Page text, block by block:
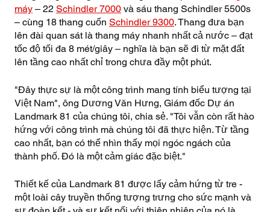
máy – 22 Schindler 7000 và sáu thang Schindler 5500s
– cùng 18 thang cuốn Schindler 9300. Thang đưa bạn
lên đài quan sát là thang máy nhanh nhất cả nước – đạt
tốc độ tối đa 8 mét/giây – nghĩa là bạn sẽ đi từ mặt đất
lên tầng cao nhất chỉ trong chưa đầy một phút.
"Đây thực sự là một công trình mang tính biểu tượng tại
Việt Nam", ông Dương Văn Hưng, Giám đốc Dự án
Landmark 81 của chúng tôi, chia sẻ. "Tôi vẫn còn rất hào
hứng với công trình mà chúng tôi đã thực hiện. Từ tầng
cao nhất, bạn có thể nhìn thấy mọi ngóc ngách của
thành phố. Đó là một cảm giác đặc biệt."
Thiết kế của Landmark 81 được lấy cảm hứng từ tre -
một loài cây truyền thống tượng trưng cho sức mạnh và